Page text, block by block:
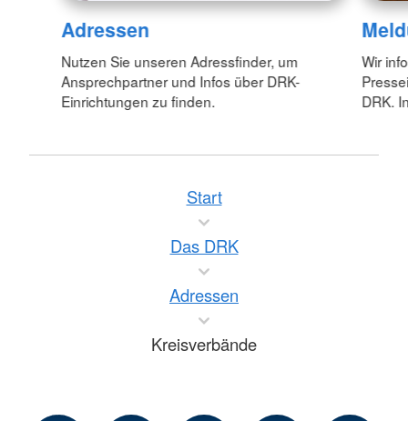
Adressen
Nutzen Sie unseren Adressfinder, um
Ansprechpartner und Infos über DRK-
Einrichtungen zu finden.
Wir
DRK.
Start
Das DRK
Adressen
Kreisverbände